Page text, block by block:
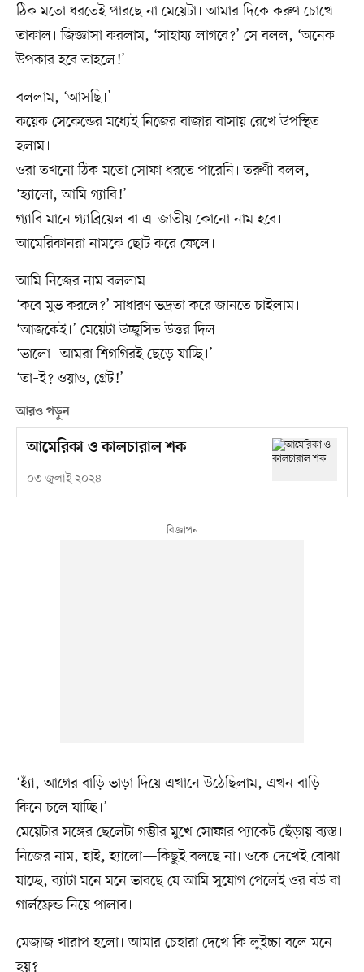
ঠিক মতো ধরতেই পারছে না মেয়েটা। আমার দিকে করুণ চোখে
তাকাল। জিজ্ঞাসা করলাম, ‘সাহায্য লাগবে?’ সে বলল, ‘অনেক
উপকার হবে তাহলে!’
বললাম, ‘আসছি।’
কয়েক সেকেন্ডের মধ্যেই নিজের বাজার বাসায় রেখে উপস্থিত
হলাম।
ওরা তখনো ঠিক মতো সোফা ধরতে পারেনি। তরুণী বলল,
‘হ্যালো, আমি গ্যাবি!’
গ্যাবি মানে গ্যাব্রিয়েল বা এ–জাতীয় কোনো নাম হবে।
আমেরিকানরা নামকে ছোট করে ফেলে।
আমি নিজের নাম বললাম।
‘কবে মুভ করলে?’ সাধারণ ভদ্রতা করে জানতে চাইলাম।
‘আজকেই।’ মেয়েটা উচ্ছ্বসিত উত্তর দিল।
‘ভালো। আমরা শিগগিরই ছেড়ে যাচ্ছি।’
‘তা–ই? ওয়াও, গ্রেট!’
আরও পড়ুন
আমেরিকা ও কালচারাল শক
০৩ জুলাই ২০২৪
‘হ্যাঁ, আগের বাড়ি ভাড়া দিয়ে এখানে উঠেছিলাম, এখন বাড়ি
কিনে চলে যাচ্ছি।’
মেয়েটার সঙ্গের ছেলেটা গম্ভীর মুখে সোফার প্যাকেট ছেঁড়ায় ব্যস্ত।
নিজের নাম, হাই, হ্যালো—কিছুই বলছে না। ওকে দেখেই বোঝা
যাচ্ছে, ব্যাটা মনে মনে ভাবছে যে আমি সুযোগ পেলেই ওর বউ বা
গার্লফ্রেন্ড নিয়ে পালাব।
মেজাজ খারাপ হলো। আমার চেহারা দেখে কি লুইচ্চা বলে মনে
হয়?